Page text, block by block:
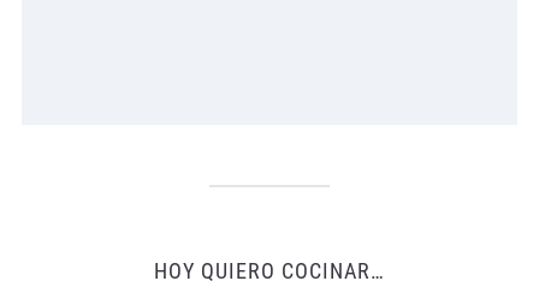
HOY QUIERO COCINAR…